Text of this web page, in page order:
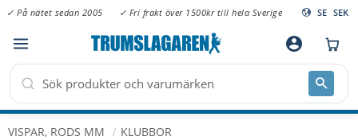
Meny
✓ På nätet sedan 2005 ✓ Fri frakt över 1500kr till hela Sverige SE SEK
account_circle
VISPAR, RODS MM KLUBBOR